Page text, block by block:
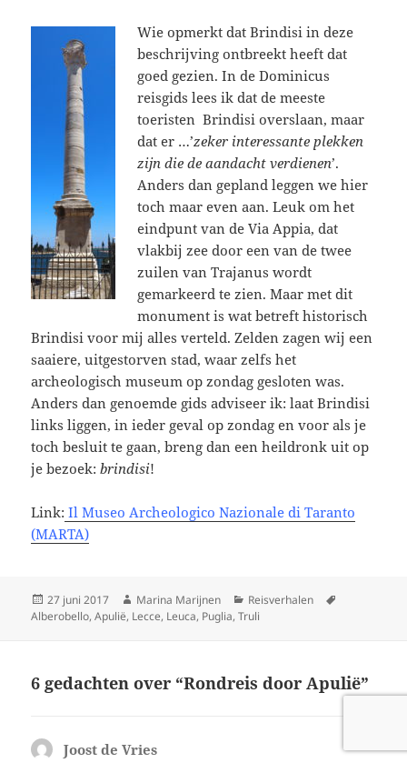
Wie opmerkt dat Brindisi in deze
beschrijving ontbreekt heeft dat
goed gezien. In de Dominicus
reisgids lees ik dat de meeste
toeristen Brindisi overslaan, maar
dat er …’zeker interessante plekken
zijn die de aandacht verdienen’.
Anders dan gepland leggen we hier
toch maar even aan. Leuk om het
eindpunt van de Via Appia, dat
vlakbij zee door een van de twee
zuilen van Trajanus wordt
gemarkeerd te zien. Maar met dit
monument is wat betreft historisch
Brindisi voor mij alles verteld. Zelden zagen wij een
saaiere, uitgestorven stad, waar zelfs het
archeologisch museum op zondag gesloten was.
Anders dan genoemde gids adviseer ik: laat Brindisi
links liggen, in ieder geval op zondag en voor als je
toch besluit te gaan, breng dan een heildronk uit op
je bezoek:brindisi!
Link: Il Museo Archeologico Nazionale di Taranto
(MARTA)
Geplaatst
op
27 juni 2017 Auteur
Marina Marijnen Categorieën
Reisverhalen
Alberobello,Apulië, Lecce, Leuca, Puglia,Truli
6 gedachten over “Rondreis door Apulië”
Joost de Vries